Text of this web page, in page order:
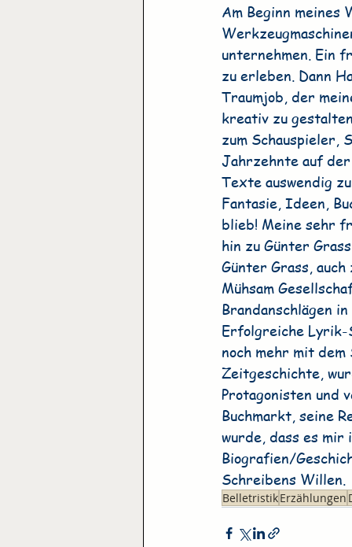
Am Beginn
unternehmen. Ein
zu erleben. Dann
Traumjob, der
kreativ zu
zum Schauspieler,
Jahrzehnte auf
Texte auswendig
Fantasie, Ideen,
blieb! Meine sehr
hin zu Günter
Günter Grass,
Mühsam
Brandanschlägen
Erfolgreiche Lyrik-
noch mehr mit
Zeitgeschichte,
Protagonisten und
Buchmarkt, seine
wurde, dass es
Biografien/
Schreibens Willen.
BelletristikErzählungen